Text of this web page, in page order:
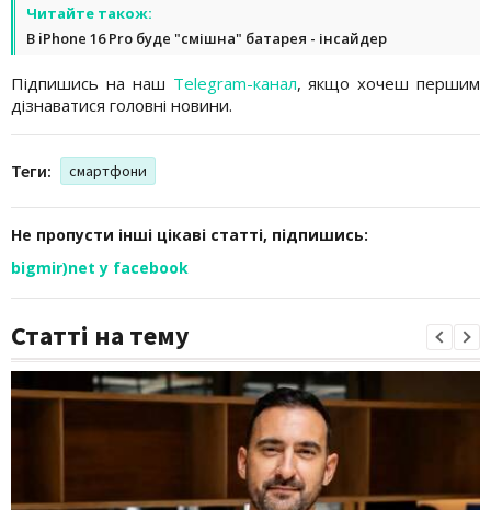
Читайте також:
В iPhone 16 Pro буде "смішна" батарея - інсайдер
Підпишись на наш Telegram-канал, якщо хочеш першим
дізнаватися головні новини.
Теги: смартфони
Не пропусти інші цікаві статті, підпишись:
bigmir)net у facebook
Статті на тему